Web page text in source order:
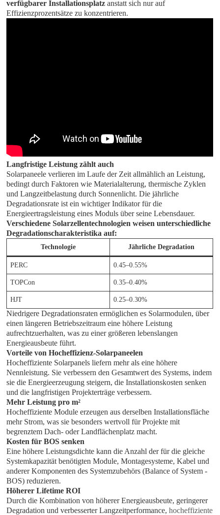
verfügbarer Installationsplatz anstatt sich nur auf
Effizienzprozentsätze zu konzentrieren.
Langfristige Leistung zählt auch
Solarpaneele verlieren im Laufe der Zeit allmählich an Leistung,
bedingt durch Faktoren wie Materialalterung, thermische Zyklen
und Langzeitbelastung durch Sonnenlicht. Die jährliche
Degradationsrate ist ein wichtiger Indikator für die
Energieertragsleistung eines Moduls über seine Lebensdauer.
Verschiedene Solarzellentechnologien weisen unterschiedliche
Degradationscharakteristika auf:
Technologie Jährliche Degradation
PERC 0.45–0.55%
TOPCon 0.35–0.40%
HJT 0.25–0.30%
Niedrigere Degradationsraten ermöglichen es Solarmodulen, über
einen längeren Betriebszeitraum eine höhere Leistung
aufrechtzuerhalten, was zu einer größeren lebenslangen
Energieausbeute führt.
Vorteile von Hocheffizienz-Solarpaneelen
Hocheffiziente Solarpanels liefern mehr als eine höhere
Nennleistung. Sie verbessern den Gesamtwert des Systems, indem
sie die Energieerzeugung steigern, die Installationskosten senken
und die langfristigen Projekterträge verbessern.
Mehr Leistung pro m²
Hocheffiziente Module erzeugen aus derselben Installationsfläche
mehr Strom, was sie besonders wertvoll für Projekte mit
begrenztem Dach- oder Landflächenplatz macht.
Kosten für BOS senken
Eine höhere Leistungsdichte kann die Anzahl der für die gleiche
Systemkapazität benötigten Module, Montagesysteme, Kabel und
anderer Komponenten des Systemzubehörs (Balance of System -
BOS) reduzieren.
Höherer Lifetime ROI
Durch die Kombination von höherer Energieausbeute, geringerer
Degradation und verbesserter Langzeitperformance,hocheffiziente